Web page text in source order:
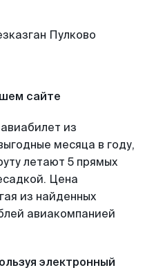
сайте
из
месяца в году,
летают 5 прямых
Цена
из найденных
авиакомпанией
электронный